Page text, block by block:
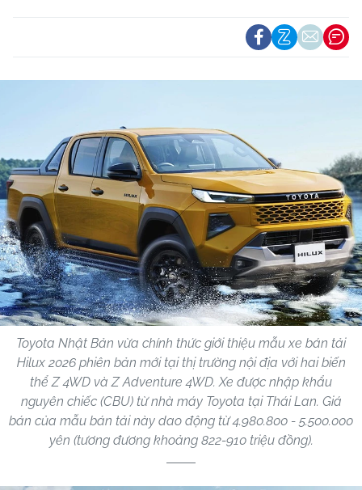
Toyota Nhật Bản vừa chính thức giới thiệu mẫu xe bán tải
Hilux 2026 phiên bản mới tại thị trường nội địa với hai biến
thể Z 4WD và Z Adventure 4WD. Xe được nhập khẩu
nguyên chiếc (CBU) từ nhà máy Toyota tại Thái Lan. Giá
bán của mẫu bán tải này dao động từ 4.980.800 - 5.500.000
yên (tương đương khoảng 822-910 triệu đồng).